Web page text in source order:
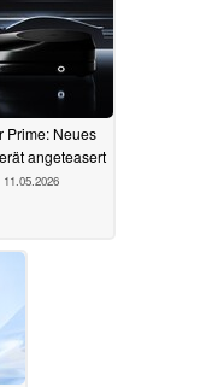
Prime: Neues
angeteasert
11.05.2026